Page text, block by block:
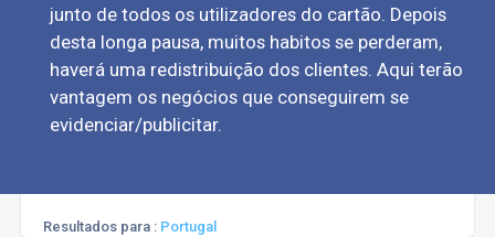
junto de todos os utilizadores do cartão. Depois
desta longa pausa, muitos habitos se perderam,
haverá uma redistribuição dos clientes. Aqui terão
vantagem os negócios que conseguirem se
evidenciar/publicitar.
Resultados para : Portugal